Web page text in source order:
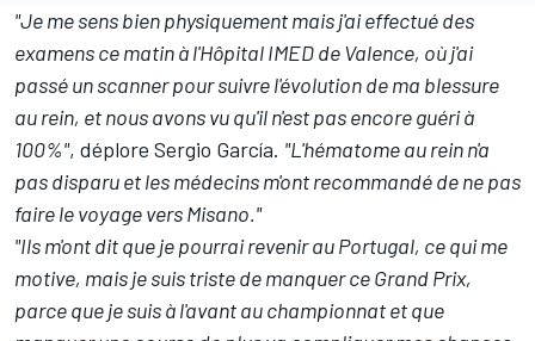
"Je me sens bien physiquement mais j'ai effectué des
examens ce matin à l'Hôpital IMED de Valence, où j'ai
passé un scanner pour suivre l'évolution de ma blessure
au rein, et nous avons vu qu'il n'est pas encore guéri à
100%", déplore Sergio García. "L'hématome au rein n'a
pas disparu et les médecins m'ont recommandé de ne pas
faire le voyage vers Misano."
"Ils m'ont dit que je pourrai revenir au Portugal, ce qui me
motive, mais je suis triste de manquer ce Grand Prix,
parce que je suis à l'avant au championnat et que